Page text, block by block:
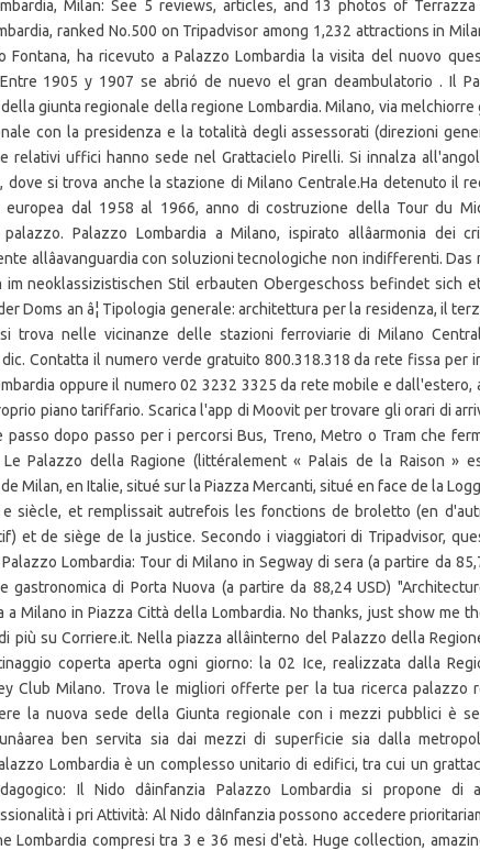
Milan: See 5 reviews, articles, and 13 photos of
ranked No.500 on Tripadvisor among 1,232 attractions in
Fontana, ha ricevuto a Palazzo Lombardia la visita del nuovo
1905 y 1907 se abrió de nuevo el gran deambulatorio . Il
giunta regionale della regione Lombardia. Milano, via melchiorre
con la presidenza e la totalità degli assessorati (direzioni
relativi uffici hanno sede nel Grattacielo Pirelli. Si innalza
dove si trova anche la stazione di Milano Centrale.Ha detenuto il
europea dal 1958 al 1966, anno di costruzione della Tour du
Palazzo Lombardia a Milano, ispirato allâarmonia dei
allâavanguardia con soluzioni tecnologiche non indifferenti.
im neoklassizistischen Stil erbauten Obergeschoss befindet sich
Doms an â¦ Tipologia generale: architettura per la residenza, il
si trova nelle vicinanze delle stazioni ferroviarie di Milano
dic. Contatta il numero verde gratuito 800.318.318 da rete fissa per
oppure il numero 02 3232 3325 da rete mobile e dall'estero,
piano tariffario. Scarica l'app di Moovit per trovare gli orari di
dopo passo per i percorsi Bus, Treno, Metro o Tram che
Le Palazzo della Ragione (littéralement « Palais de la Raison »
Milan, en Italie, situé sur la Piazza Mercanti, situé en face de la
siècle, et remplissait autrefois les fonctions de broletto (en
et de siège de la justice. Secondo i viaggiatori di Tripadvisor,
Lombardia: Tour di Milano in Segway di sera (a partire da
gastronomica di Porta Nuova (a partire da 88,24 USD)
a Milano in Piazza Città della Lombardia. No thanks, just show me
più su Corriere.it. Nella piazza allâinterno del Palazzo della
coperta aperta ogni giorno: la 02 Ice, realizzata dalla
Club Milano. Trova le migliori offerte per la tua ricerca palazzo
la nuova sede della Giunta regionale con i mezzi pubblici è
ben servita sia dai mezzi di superficie sia dalla
Lombardia è un complesso unitario di edifici, tra cui un
Il Nido dâinfanzia Palazzo Lombardia si propone di
i pri Attività: Al Nido dâInfanzia possono accedere
Lombardia compresi tra 3 e 36 mesi d'età. Huge collection,